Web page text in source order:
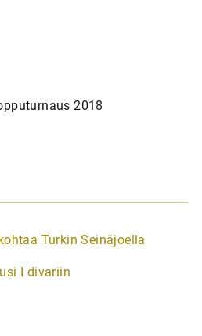
2018
Turkin Seinäjoella
I divariin